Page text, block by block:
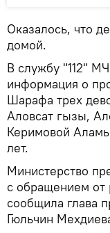
Оказалось, что
домой.
В службу "112"
информация о
Шарафа трех
Аловсат гызы,
Керимовой Аламы
лет.
Министерство
с обращением от
сообщила глава
Гюльчин